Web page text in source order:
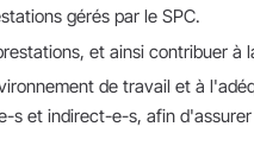
gérés par le SPC.
et ainsi contribuer à
de travail et à
s et indirect-e-s, afin